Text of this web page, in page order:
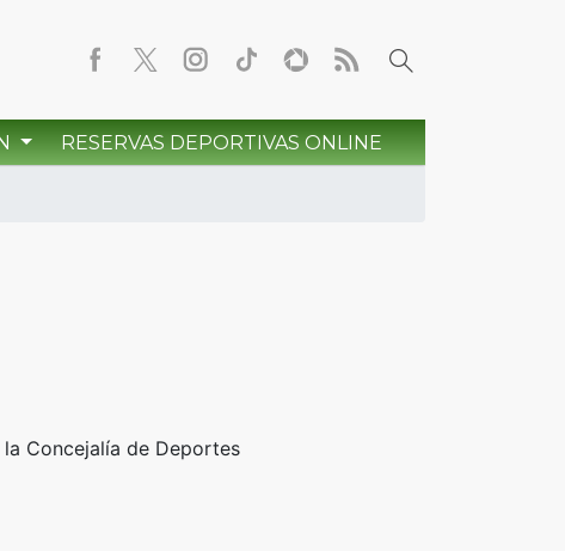
RESERVAS DEPORTIVAS ONLINE
Concejalía de Deportes